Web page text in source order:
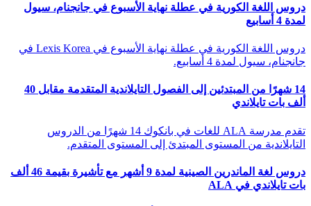
دروس اللغة الكورية في عطلة نهاية الأسبوع في جانجنام، سيول
لمدة 4 أسابيع
دروس اللغة الكورية في عطلة نهاية الأسبوع في Lexis Korea في
جانجنام، سيول لمدة 4 أسابيع.
14 شهرًا من المبتدئين إلى الفصول التايلاندية المتقدمة مقابل 40
ألف بات تايلاندي
تقدم مدرسة ALA للغات في بانكوك 14 شهرًا من الدروس
التايلاندية من المستوى المبتدئ إلى المستوى المتقدم.
دروس لغة الماندرين الصينية لمدة 9 أشهر مع تأشيرة بقيمة 46 ألف
بات تايلاندي في ALA